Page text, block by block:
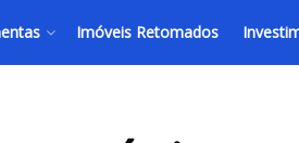
Imóveis Retomados